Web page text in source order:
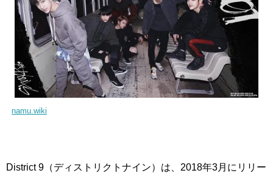
namu.wiki
District 9（ディストリクトナイン）は、2018年3月にリリー